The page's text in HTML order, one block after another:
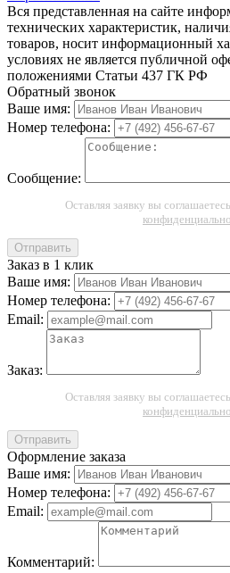
Вся представленная на сайте
технических характеристик,
товаров, носит информационный
условиях не является публичной
положениями Статьи 437 ГК РФ
Обратный звонок
Ваше имя:
Номер телефона:
Сообщение:
Оставляя заявку вы
Отправить
Заказ в 1 клик
Ваше имя:
Номер телефона:
Email:
Заказ:
Оставляя заявку вы
Отправить
Оформление заказа
Ваше имя:
Номер телефона:
Email:
Комментарий: